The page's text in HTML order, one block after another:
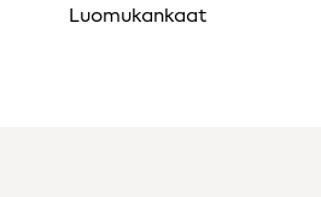
Luomukankaat